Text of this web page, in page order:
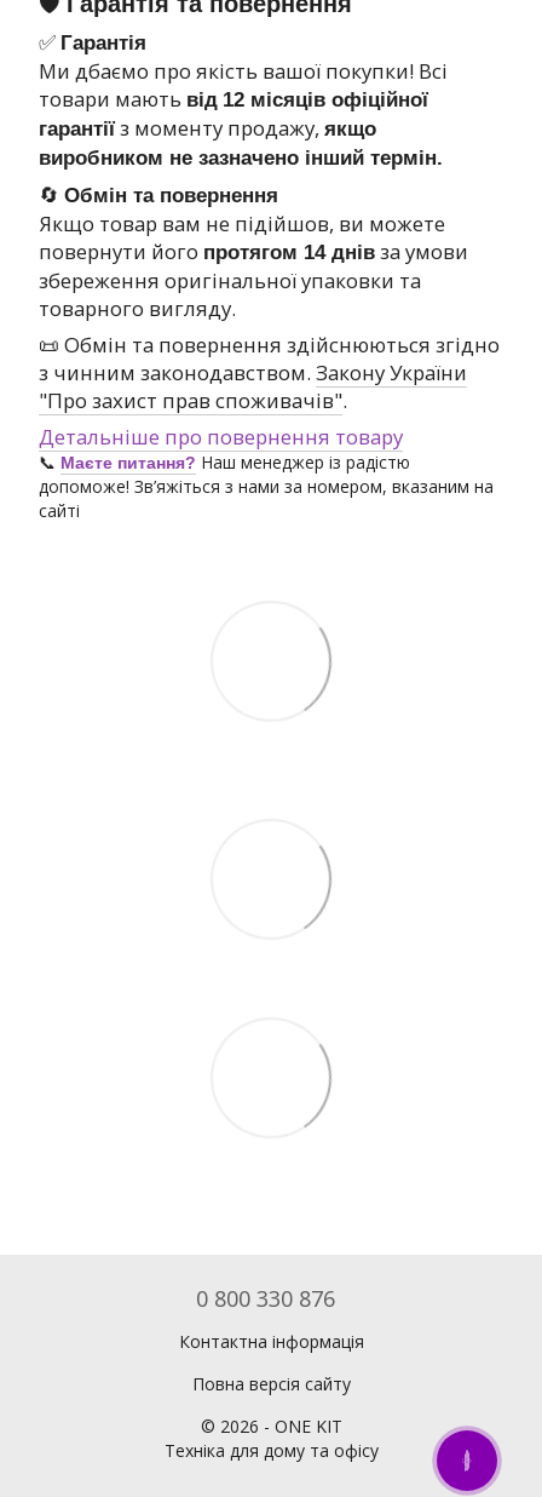
✅ Гарантія
Ми дбаємо про якість вашої покупки! Всі
товари мають від 12 місяців офіційної
гарантії з моменту продажу, якщо
виробником не зазначено інший термін.
🔄 Обмін та повернення
Якщо товар вам не підійшов, ви можете
повернути його протягом 14 днів за умови
збереження оригінальної упаковки та
товарного вигляду.
📜 Обмін та повернення здійснюються згідно
з чинним законодавством. Закону України
"Про захист прав споживачів".
Детальніше про повернення товару
📞 Маєте питання? Наш менеджер із радістю
допоможе! Зв’яжіться з нами за номером, вказаним на
сайті
0 800 330 876
Контактна інформація
Повна версія сайту
© 2026 - ONE KIT
Техніка для дому та офісу
ОНЛАЙН ЧАТ